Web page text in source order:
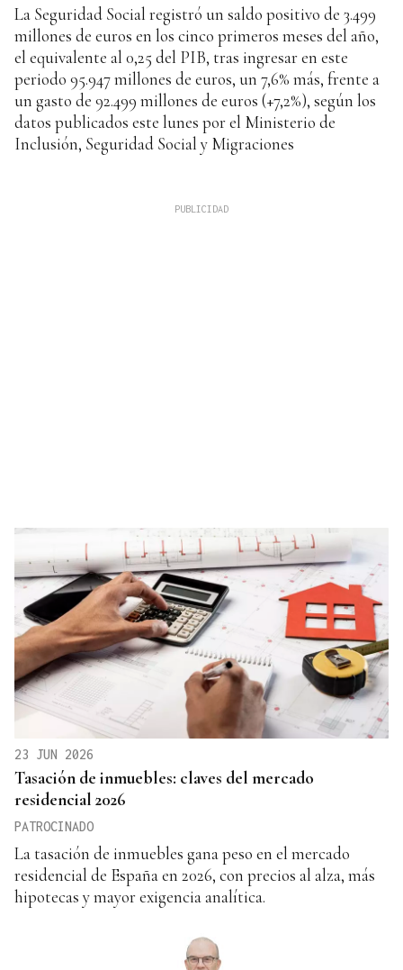
La Seguridad Social registró un saldo positivo de 3.499
millones de euros en los cinco primeros meses del año,
el equivalente al 0,25 del PIB, tras ingresar en este
periodo 95.947 millones de euros, un 7,6% más, frente a
un gasto de 92.499 millones de euros (+7,2%), según los
datos publicados este lunes por el Ministerio de
Inclusión, Seguridad Social y Migraciones
23 JUN 2026
Tasación de inmuebles: claves del mercado
residencial 2026
PATROCINADO
La tasación de inmuebles gana peso en el mercado
residencial de España en 2026, con precios al alza, más
hipotecas y mayor exigencia analítica.